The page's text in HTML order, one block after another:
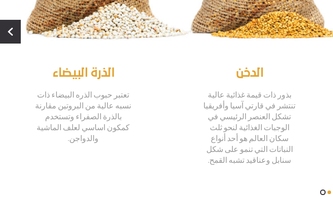
الذرة البيضاء
تعتبر حبوب الذره البيضاء ذات
نسبه عالية من البروتين مقارنة
بالذرة الصفراء وتستخدم
كمكون اساسي لعلف الماشية
والدواجن.
الدخن
بذور ذات قيمة غذائية عالية
تنتشر في قارتي آسيا وأفريقيا
تشكل العنصر الرئيسي في
الوجبات الغذائية لنحو ثلث
سكان العالم هو أحد أنواع
النباتات التي تنمو على شكل
سنابل وعناقيد تشبه القمح.